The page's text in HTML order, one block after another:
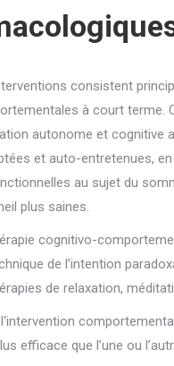
consistent
à court terme.
autonome et cognitive
et auto-entretenues,
au sujet du
plus saines.
cognitivo-
de l’intention
de relaxation,
‘intervention
efficace que l’une ou